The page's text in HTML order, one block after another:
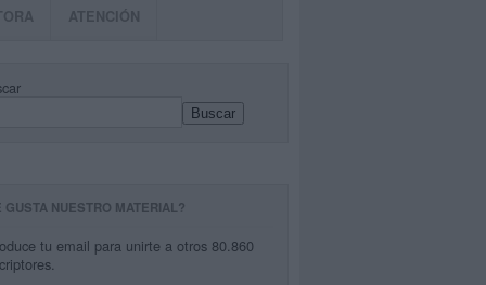
ATENCIÓN
Buscar
GUSTA NUESTRO MATERIAL?
tu email para unirte a otros 80.860